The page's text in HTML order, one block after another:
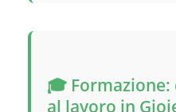
🎓
al lavoro in